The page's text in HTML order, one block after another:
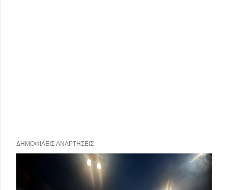
ΔΗΜΟΦΙΛΕΊΣ ΑΝΑΡΤΉΣΕΙΣ